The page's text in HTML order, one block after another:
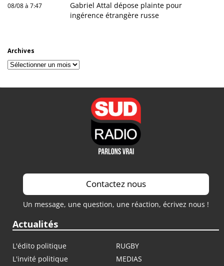
08/08 à 7:47
Gabriel Attal dépose plainte pour
ingérence étrangère russe
Archives
Archives
Contactez nous
Un message, une question, une réaction, écrivez nous !
Actualités
L'édito politique
RUGBY
L'invité politique
MEDIAS